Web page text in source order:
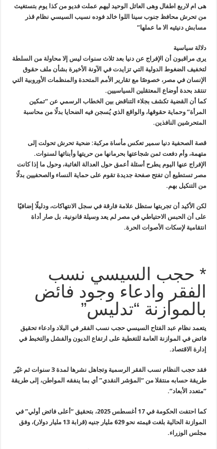
هى ام لاربع اطفال وهى العائل الوحيد ليهم عملت فديو من كذا يوم بتستغيث
من تحرش محافظ جنوب سينا اللوا خالد فوده نسيب السيسي نظام قذر
مسابش دنيئيه الا ما عملها”
دلالة سياسية
يرى مراقبون أن الإفراج عن دنيا بعد ثلاث سنوات ليس إلا محاولة من السلطة
لتخفيف الضغوط الدولية التي تزايدت في الآونة الأخيرة بشأن ملف حقوق
الإنسان في مصر، خصوصًا مع تقارير الأمم المتحدة والمنظمات الأوروبية التي
تنتقد بحدة أوضاع المعتقلين السياسيين.
كما أن القضية تكشف بجلاء التناقض بين الخطاب الرسمي عن “تمكين
المرأة” وحماية حقوقها، والواقع الذي يُسجن فيه الضحايا بدلًا من محاسبة
المتحرشين النافذين.
قصة الصحفية دنيا سمير تعكس مأساة مركبة: ضحية تحرش تحولت إلى
متهمة، وأم دفعت ثمن شجاعتها بحرمانها من حريتها وأبنائها لسنوات.
الإفراج عنها اليوم يطرح أسئلة أعمق حول العدالة الغائبة، وحول ما إذا كانت
مصر تستطيع أن تفتح صفحة جديدة تقوم على حماية النساء والصحفيين بدلًا
من التنكيل بهم.
لكن الأكيد أن تجربتها ستظل علامة فارقة في سجل الانتهاكات، ودليلًا إضافيًا
على أن الحبس الاحتياطي في مصر لم يعد وسيلة قانونية، بل صار أداة
انتقامية لإسكات الأصوات الحرة.
* حجب السيسي نسب
الفقر وادعاء وجود فائض
بالموازنة “تدليس”
يتعمد نظام عبد الفتاح السيسي حجب نسب الفقر في البلاد وادعاء تحقيق
فائض في الموازنة العامة للتغطية على ارتفاع الديون والفشل والتخبط في
إدارة الاقتصاد.
فقد حجب النظام نسب الفقر الرسمية وتجاهل نشرها لمدة 3 سنوات ثم غيّر
طريقة حسابه منتقلا من “المؤشر النقدي” أي بما ينفقه المواطن، إلى طريقة
“متعدد الأبعاد“.
كما احتفت الحكومة في 17 أغسطس 2025، بتحقيق “أعلى فائض أولي” في
الموازنة الحالية بلغت قيمته نحو 629 مليار جنيه (قرابة 13 مليار دولار)، وفق
مجلس الوزراء.